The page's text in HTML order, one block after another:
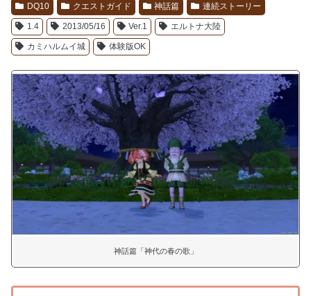
DQ10 クエストガイド 神話篇 連続ストーリー
1.4 2013/05/16 Ver.1 エルトナ大陸
カミハルムイ城 体験版OK
神話篇「神代の春の歌」